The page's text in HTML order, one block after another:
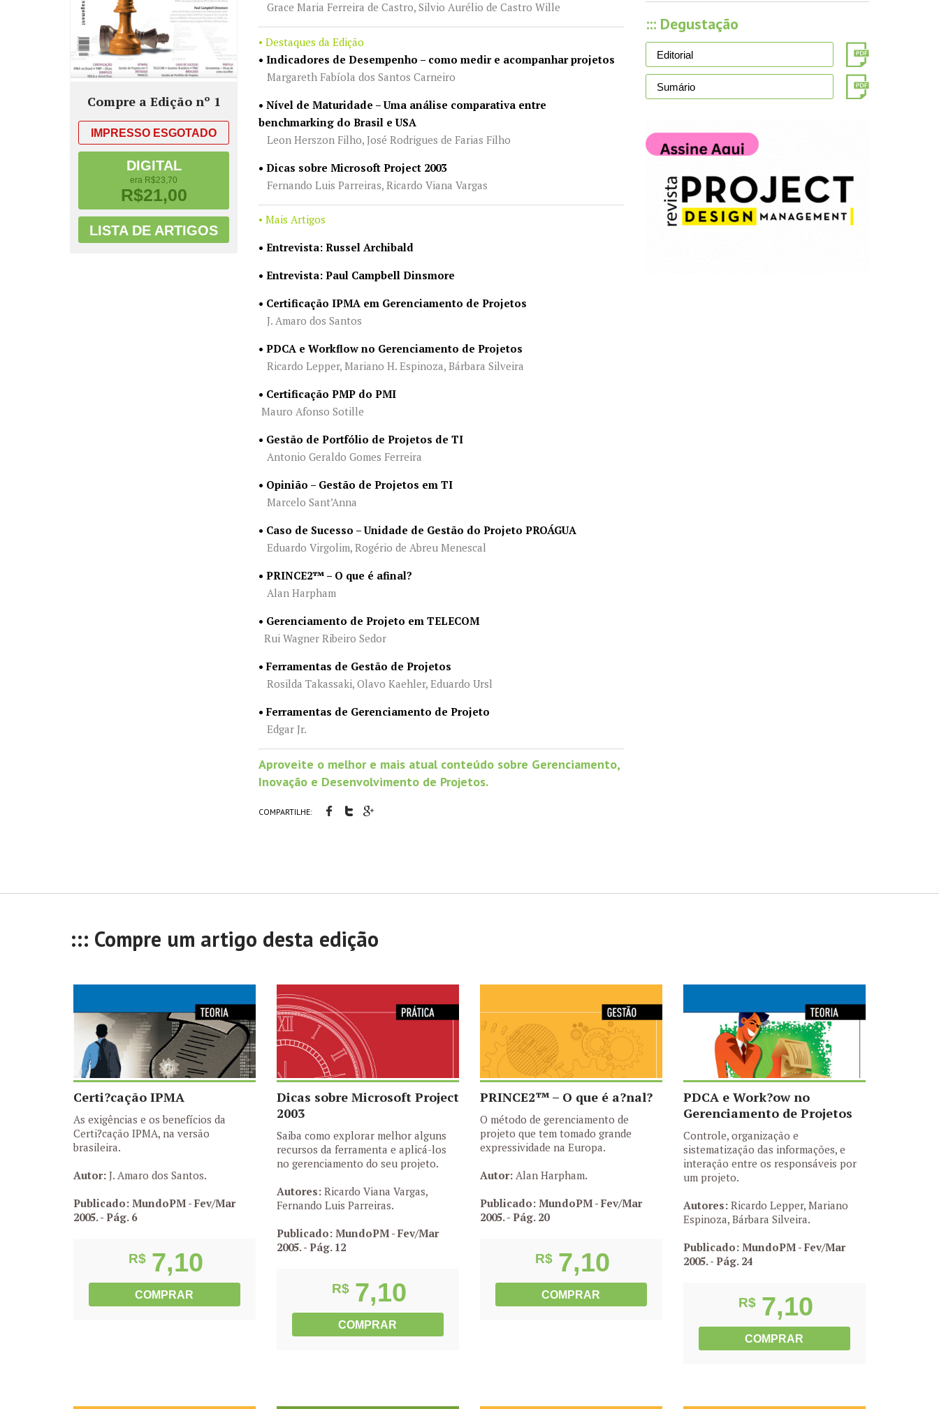
::: Degustação
Editorial
Sumário
Compre a Edição nº 1
IMPRESSO ESGOTADO
DIGITAL
era R$23,70
R$21,00
LISTA DE ARTIGOS
Grace Maria Ferreira de Castro, Silvio Aurélio de Castro Wille
• Destaques da Edição
• Indicadores de Desempenho – como medir e acompanhar projetos
Margareth Fabíola dos Santos Carneiro
• Nível de Maturidade – Uma análise comparativa entre
benchmarking do Brasil e USA
Leon Herszon Filho, José Rodrigues de Farias Filho
• Dicas sobre Microsoft Project 2003
Fernando Luis Parreiras, Ricardo Viana Vargas
• Mais Artigos
• Entrevista: Russel Archibald
•Entrevista: Paul Campbell Dinsmore
• Certificação IPMA em Gerenciamento de Projetos
J. Amaro dos Santos
• PDCA e Workflow no Gerenciamento de Projetos
Ricardo Lepper, Mariano H. Espinoza, Bárbara Silveira
• Certificação PMP do PMI
Mauro Afonso Sotille
• Gestão de Portfólio de Projetos de TI
Antonio Geraldo Gomes Ferreira
• Opinião – Gestão de Projetos em TI
Marcelo Sant’Anna
• Caso de Sucesso – Unidade de Gestão do Projeto PROÁGUA
Eduardo Virgolim, Rogério de Abreu Menescal
• PRINCE2™ – O que é afinal?
Alan Harpham
• Gerenciamento de Projeto em TELECOM
Rui Wagner Ribeiro Sedor
• Ferramentas de Gestão de Projetos
Rosilda Takassaki, Olavo Kaehler, Eduardo Ursl
• Ferramentas de Gerenciamento de Projeto
Edgar Jr.
Aproveite o melhor e mais atual conteúdo sobre Gerenciamento,
Inovação e Desenvolvimento de Projetos.
COMPARTILHE:
::: Compre um artigo desta edição
Certi?cação IPMA
As exigências e os benefícios da
Certi?cação IPMA, na versão
brasileira.
Autor: J. Amaro dos Santos.
Publicado: MundoPM - Fev/Mar
2005.- Pág. 6
R$ 7,10
COMPRAR
Dicas sobre Microsoft Project
2003
Saiba como explorar melhor alguns
recursos da ferramenta e aplicá-los
no gerenciamento do seu projeto.
Autores: Ricardo Viana Vargas,
Fernando Luis Parreiras.
Publicado: MundoPM - Fev/Mar
2005.- Pág. 12
R$ 7,10
COMPRAR
PRINCE2™ – O que é a?nal?
O método de gerenciamento de
projeto que tem tomado grande
expressividade na Europa.
Autor: Alan Harpham.
Publicado: MundoPM - Fev/Mar
2005.- Pág. 20
R$ 7,10
COMPRAR
PDCA e Work?ow no
Gerenciamento de Projetos
Controle, organização e
sistematização das informações, e
interação entre os responsáveis por
um projeto.
Autores: Ricardo Lepper, Mariano
Espinoza, Bárbara Silveira.
Publicado: MundoPM - Fev/Mar
2005.- Pág. 24
R$ 7,10
COMPRAR